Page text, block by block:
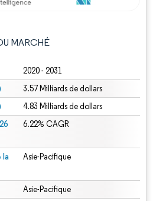
MARCHÉ
2020 - 2031
3.57 Milliards de dollars
4.83 Milliards de dollars
6.22% CAGR
la
Asie-Pacifique
Asie-Pacifique